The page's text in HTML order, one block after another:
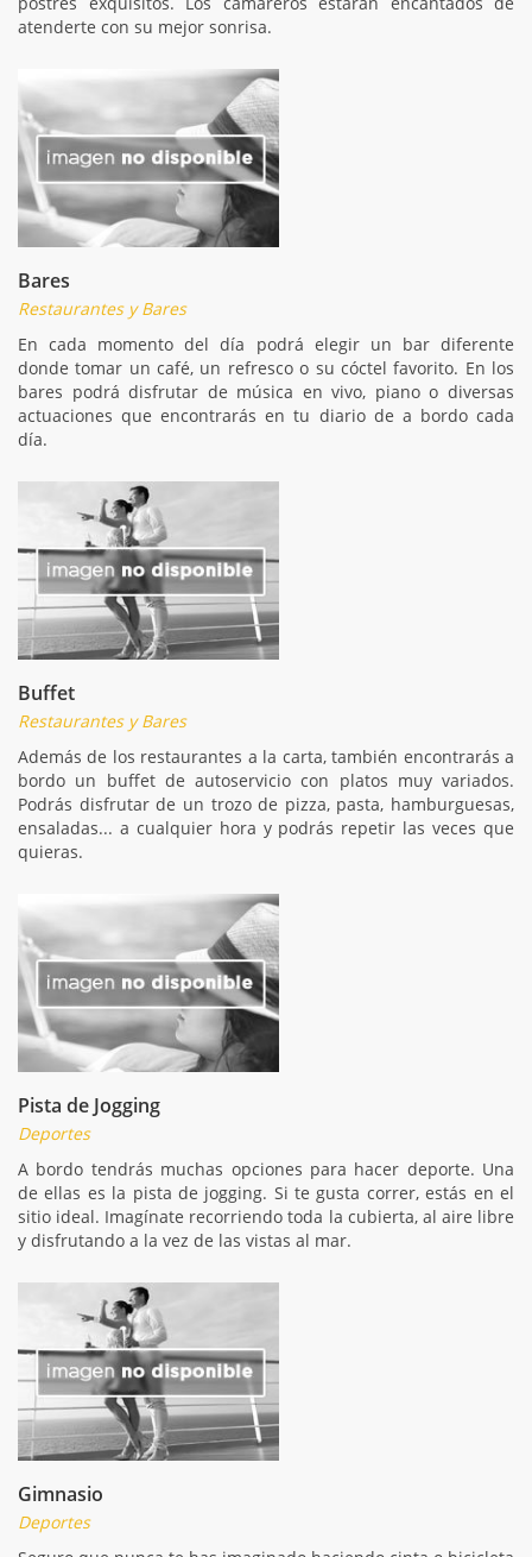
atenderte con su mejor sonrisa.
Bares
Restaurantes y Bares
En cada momento del día podrá elegir un bar diferente
donde tomar un café, un refresco o su cóctel favorito. En los
bares podrá disfrutar de música en vivo, piano o diversas
actuaciones que encontrarás en tu diario de a bordo cada
día.
Buffet
Restaurantes y Bares
Además de los restaurantes a la carta, también encontrarás a
bordo un buffet de autoservicio con platos muy variados.
Podrás disfrutar de un trozo de pizza, pasta, hamburguesas,
ensaladas... a cualquier hora y podrás repetir las veces que
quieras.
Pista de Jogging
Deportes
A bordo tendrás muchas opciones para hacer deporte. Una
de ellas es la pista de jogging. Si te gusta correr, estás en el
sitio ideal. Imagínate recorriendo toda la cubierta, al aire libre
y disfrutando a la vez de las vistas al mar.
Gimnasio
Deportes